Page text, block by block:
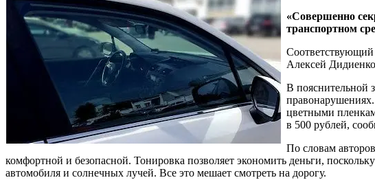
«Совершенно
транспортном
Алексей
В пояснительной
цветными
в 500 рублей,
По словам
комфортной и безопасной. Тонировка позволяет экономить деньги,
автомобиля и солнечных лучей. Все это мешает смотреть на дорогу.